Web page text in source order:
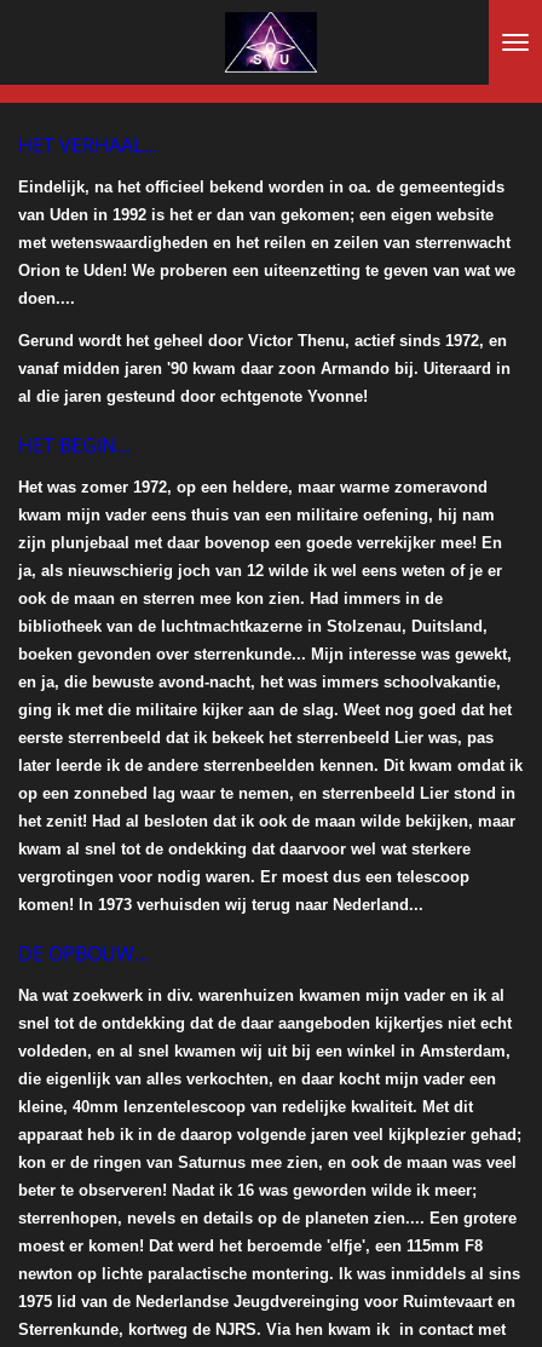
de
HET VERHAAL...
Eindelijk, na het officieel bekend worden in oa. de gemeentegids
van Uden in 1992 is het er dan van gekomen; een eigen website
met wetenswaardigheden en het reilen en zeilen van sterrenwacht
Orion te Uden! We proberen een uiteenzetting te geven van wat we
doen....
Gerund wordt het geheel door Victor Thenu, actief sinds 1972, en
vanaf midden jaren '90 kwam daar zoon Armando bij. Uiteraard in
al die jaren gesteund door echtgenote Yvonne!
HET BEGIN...
Het was zomer 1972, op een heldere, maar warme zomeravond
kwam mijn vader eens thuis van een militaire oefening, hij nam
zijn plunjebaal met daar bovenop een goede verrekijker mee! En
ja, als nieuwschierig joch van 12 wilde ik wel eens weten of je er
ook de maan en sterren mee kon zien. Had immers in de
bibliotheek van de luchtmachtkazerne in Stolzenau, Duitsland,
boeken gevonden over sterrenkunde... Mijn interesse was gewekt,
en ja, die bewuste avond-nacht, het was immers schoolvakantie,
ging ik met die militaire kijker aan de slag. Weet nog goed dat het
eerste sterrenbeeld dat ik bekeek het sterrenbeeld Lier was, pas
later leerde ik de andere sterrenbeelden kennen. Dit kwam omdat ik
op een zonnebed lag waar te nemen, en sterrenbeeld Lier stond in
het zenit! Had al besloten dat ik ook de maan wilde bekijken, maar
kwam al snel tot de ondekking dat daarvoor wel wat sterkere
vergrotingen voor nodig waren. Er moest dus een telescoop
komen! In 1973 verhuisden wij terug naar Nederland...
DE OPBOUW...
Na wat zoekwerk in div. warenhuizen kwamen mijn vader en ik al
snel tot de ontdekking dat de daar aangeboden kijkertjes niet echt
voldeden, en al snel kwamen wij uit bij een winkel in Amsterdam,
die eigenlijk van alles verkochten, en daar kocht mijn vader een
kleine, 40mm lenzentelescoop van redelijke kwaliteit. Met dit
apparaat heb ik in de daarop volgende jaren veel kijkplezier gehad;
kon er de ringen van Saturnus mee zien, en ook de maan was veel
beter te observeren! Nadat ik 16 was geworden wilde ik meer;
sterrenhopen, nevels en details op de planeten zien.... Een grotere
moest er komen! Dat werd het beroemde 'elfje', een 115mm F8
newton op lichte paralactische montering. Ik was inmiddels al sins
1975 lid van de Nederlandse Jeugdvereinging voor Ruimtevaart en
Sterrenkunde, kortweg de NJRS. Via hen kwam ik in contact met